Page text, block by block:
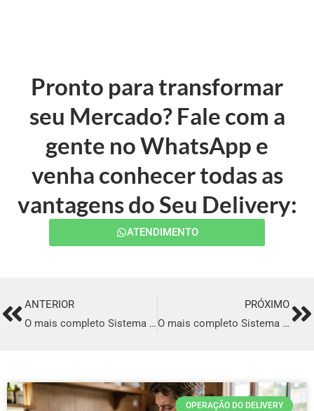
Pronto para transformar
seu Mercado? Fale com a
gente no WhatsApp e
venha conhecer todas as
vantagens do Seu Delivery:
ATENDIMENTO
PrevANTERIOR
O mais completo Sistema para Delivery em Campinas
PRÓXIMO
O mais completo Sistema para Delivery em São Gonçalo
OPERAÇÃO DO DELIVERY